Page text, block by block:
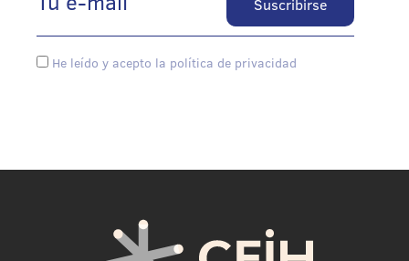
He leído y acepto la política de privacidad